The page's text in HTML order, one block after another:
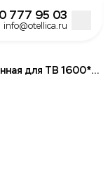
777 95 03
info@otellica.ru
отелей
Панель настенная для ТВ 1600*2300*150, для гостиниц